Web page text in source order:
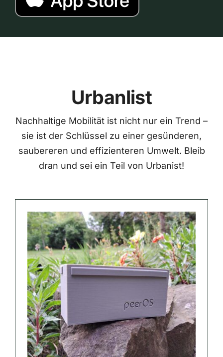
Urbanlist
Nachhaltige Mobilität ist nicht nur ein Trend –
sie ist der Schlüssel zu einer gesünderen,
saubereren und effizienteren Umwelt. Bleib
dran und sei ein Teil von Urbanist!